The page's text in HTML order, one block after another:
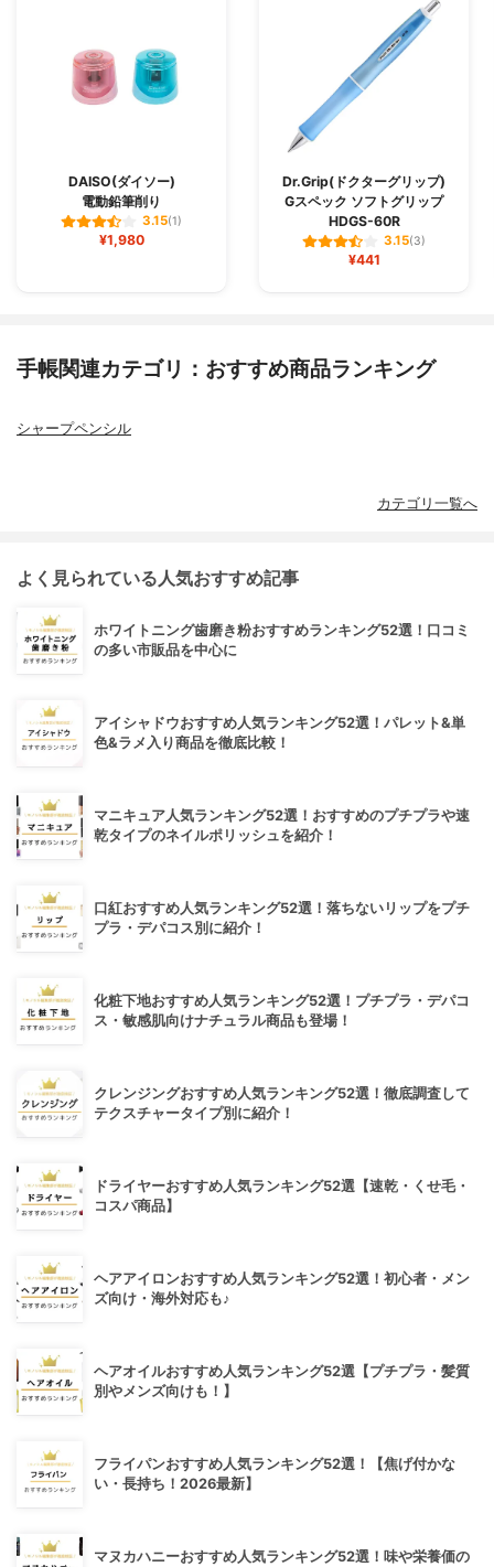
DAISO(ダイソー)
電動鉛筆削り
3.15(1)
¥1,980
Dr.Grip(ドクターグリップ)
Gスペック ソフトグリップ
HDGS-60R
3.15(3)
¥441
手帳関連カテゴリ：おすすめ商品ランキング
シャープペンシル
カテゴリ一覧へ
よく見られている人気おすすめ記事
ホワイトニング歯磨き粉おすすめランキング52選！口コミ
の多い市販品を中心に
アイシャドウおすすめ人気ランキング52選！パレット&単
色&ラメ入り商品を徹底比較！
マニキュア人気ランキング52選！おすすめのプチプラや速
乾タイプのネイルポリッシュを紹介！
口紅おすすめ人気ランキング52選！落ちないリップをプチ
プラ・デパコス別に紹介！
化粧下地おすすめ人気ランキング52選！プチプラ・デパコ
ス・敏感肌向けナチュラル商品も登場！
クレンジングおすすめ人気ランキング52選！徹底調査して
テクスチャータイプ別に紹介！
ドライヤーおすすめ人気ランキング52選【速乾・くせ毛・
コスパ商品】
ヘアアイロンおすすめ人気ランキング52選！初心者・メン
ズ向け・海外対応も♪
ヘアオイルおすすめ人気ランキング52選【プチプラ・髪質
別やメンズ向けも！】
フライパンおすすめ人気ランキング52選！【焦げ付かな
い・長持ち！2026最新】
マヌカハニーおすすめ人気ランキング52選！味や栄養価の